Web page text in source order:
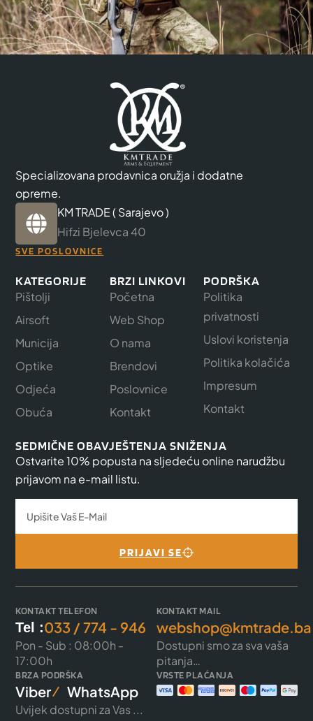
Specializovana prodavnica oružja i dodatne
opreme.
KM TRADE ( Sarajevo )
Hifzi Bjelevca 40
SVE POSLOVNICE
KATEGORIJE
Pištolji
Airsoft
Municija
Optike
Odjeća
Obuća
BRZI LINKOVI
Početna
Web Shop
O nama
Brendovi
Poslovnice
Kontakt
PODRŠKA
Politika
privatnosti
Uslovi koristenja
Politika kolačića
Impresum
Kontakt
SEDMIČNE OBAVJEŠTENJA SNIŽENJA
Ostvarite 10% popusta na sljedeću online narudžbu
prijavom na e-mail listu.
PRIJAVI SE
KONTAKT TELEFON
Tel :033 / 774 - 946
Pon - Sub : 08:00h -
17:00h
KONTAKT MAIL
webshop@kmtrade.ba
Dostupni smo za sva vaša
pitanja…
BRZA PODRŠKA
Viber WhatsApp
Uvijek dostupni za Vas ...
VRSTE PLAĆANJA